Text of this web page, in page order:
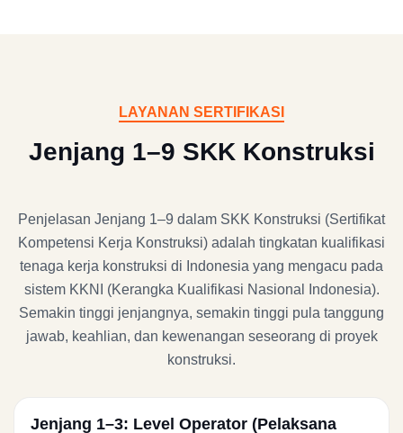
LAYANAN SERTIFIKASI
Jenjang 1–9 SKK Konstruksi
Penjelasan Jenjang 1–9 dalam SKK Konstruksi (Sertifikat
Kompetensi Kerja Konstruksi) adalah tingkatan kualifikasi
tenaga kerja konstruksi di Indonesia yang mengacu pada
sistem KKNI (Kerangka Kualifikasi Nasional Indonesia).
Semakin tinggi jenjangnya, semakin tinggi pula tanggung
jawab, keahlian, dan kewenangan seseorang di proyek
konstruksi.
Jenjang 1–3: Level Operator (Pelaksana